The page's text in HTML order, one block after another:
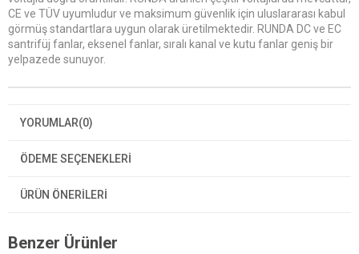
CE ve TÜV uyumludur ve maksimum güvenlik için uluslararası kabul
görmüş standartlara uygun olarak üretilmektedir. RUNDA DC ve EC
santrifüj fanlar, eksenel fanlar, sıralı kanal ve kutu fanlar geniş bir
yelpazede sunuyor.
YORUMLAR(0)
ÖDEME SEÇENEKLERI
ÜRÜN ÖNERILERI
Benzer Ürünler